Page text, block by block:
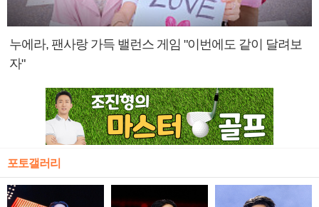
누에라, 팬사랑 가득 밸런스 게임 "이번에도 같이 달려보
자"
포토갤러리